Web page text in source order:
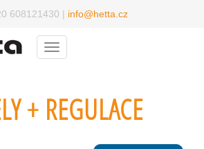
608121430 | info@hetta.cz
Menu
+ REGULACE